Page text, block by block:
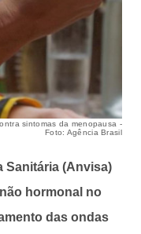
sintomas da menopausa -
Foto: Agência Brasil
Sanitária (Anvisa)
hormonal no
das ondas